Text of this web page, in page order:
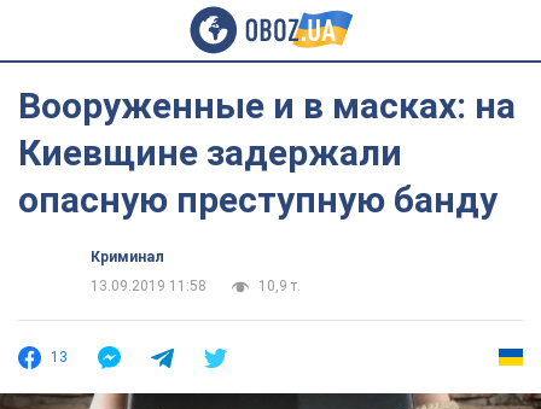
Вооруженные и в масках: на
Киевщине задержали
опасную преступную банду
Криминал
13.09.2019 11:58
10,9 т.
13